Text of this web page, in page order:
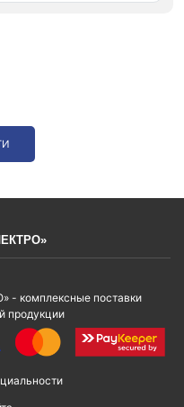
- комплексные поставки
продукции